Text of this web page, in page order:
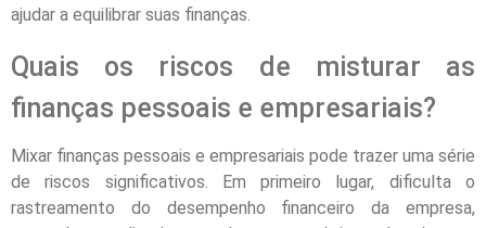
ajudar a equilibrar suas finanças.
Quais os riscos de misturar as
finanças pessoais e empresariais?
Mixar finanças pessoais e empresariais pode trazer uma série
de riscos significativos. Em primeiro lugar, dificulta o
rastreamento do desempenho financeiro da empresa,